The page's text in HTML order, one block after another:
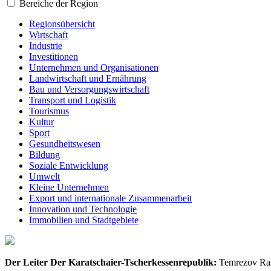
Bereiche der Region
Regionsübersicht
Wirtschaft
Industrie
Investitionen
Unternehmen und Organisationen
Landwirtschaft und Ernährung
Bau und Versorgungswirtschaft
Transport und Logistik
Tourismus
Kultur
Sport
Gesundheitswesen
Bildung
Soziale Entwicklung
Umwelt
Kleine Unternehmen
Export und internationale Zusammenarbeit
Innovation und Technologie
Immobilien und Stadtgebiete
Der Leiter Der Karatschaier-Tscherkessenrepublik: Temrezov